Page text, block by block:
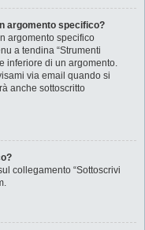
argomento specifico?
argomento specifico
a tendina “Strumenti
inferiore di un argomento.
via email quando si
anche sottoscritto
collegamento “Sottoscrivi